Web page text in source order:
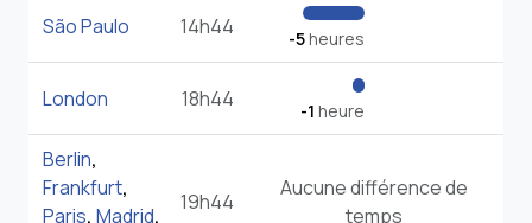
São Paulo 14h44 -5heures
London 18h44 -1 heure
Berlin,
Frankfurt,
Paris, Madrid,
19h44
Aucune différence de
temps